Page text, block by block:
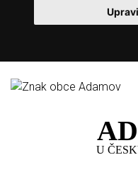
U